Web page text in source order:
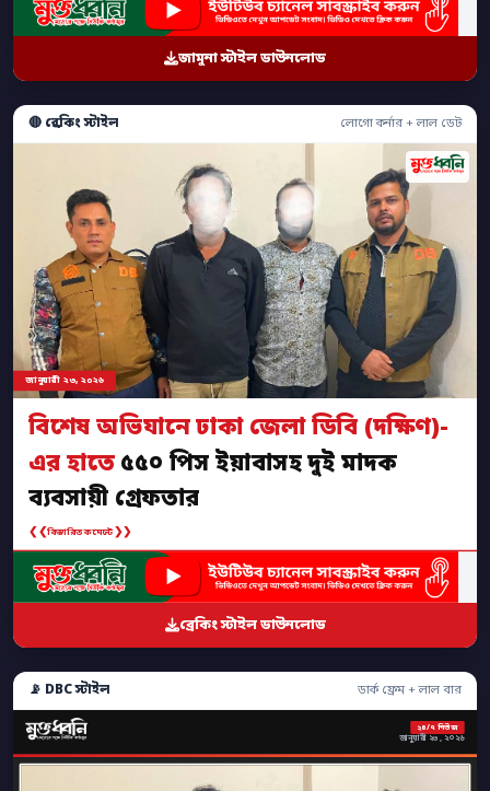
জামুনা স্টাইল ডাউনলোড
🔴 ব্রেকিং স্টাইল লোগো কর্নার + লাল ডেট
জানুয়ারী ২৩, ২০২৬
বিশেষ অভিযানে ঢাকা জেলা ডিবি (দক্ষিণ)-
এর হাতে৫৫০ পিস ইয়াবাসহ দুই মাদক
ব্যবসায়ী গ্রেফতার
❮❮বিস্তারিত কমেন্টে❯❯
ব্রেকিং স্টাইল ডাউনলোড
📡 DBC স্টাইল ডার্ক ফ্রেম + লাল বার
২৪/৭ নিউজ
জানুয়ারী ২৩, ২০২৬